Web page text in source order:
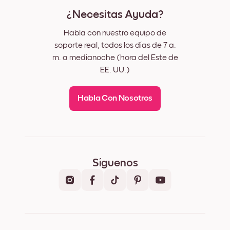
¿Necesitas Ayuda?
Habla con nuestro equipo de
soporte real, todos los días de 7 a.
m. a medianoche (hora del Este de
EE. UU.)
Habla Con Nosotros
Síguenos